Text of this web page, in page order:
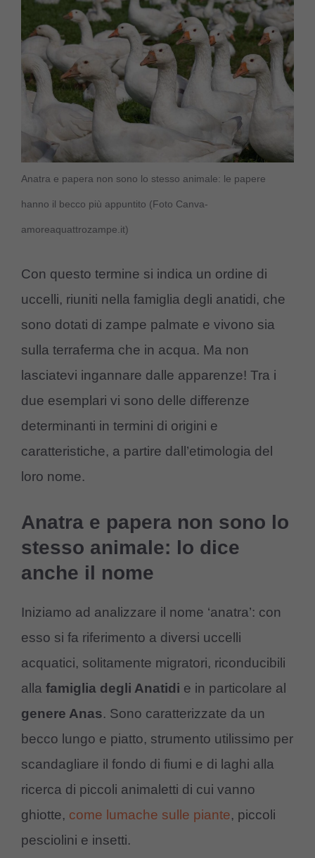
Anatra e papera non sono lo stesso animale: le papere
hanno il becco più appuntito (Foto Canva-
amoreaquattrozampe.it)
Con questo termine si indica un ordine di
uccelli, riuniti nella famiglia degli anatidi, che
sono dotati di zampe palmate e vivono sia
sulla terraferma che in acqua. Ma non
lasciatevi ingannare dalle apparenze! Tra i
due esemplari vi sono delle differenze
determinanti in termini di origini e
caratteristiche, a partire dall’etimologia del
loro nome.
Anatra e papera non sono lo
stesso animale: lo dice
anche il nome
Iniziamo ad analizzare il nome ‘anatra’: con
esso si fa riferimento a diversi uccelli
acquatici, solitamente migratori, riconducibili
alla famiglia degli Anatidi e in particolare al
genere Anas. Sono caratterizzate da un
becco lungo e piatto, strumento utilissimo per
scandagliare il fondo di fiumi e di laghi alla
ricerca di piccoli animaletti di cui vanno
ghiotte, come lumache sulle piante, piccoli
pesciolini e insetti.